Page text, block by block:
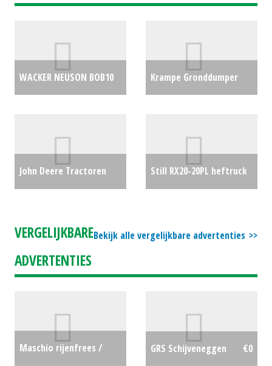
WACKER NEUSON BOB10
Krampe Gronddumper
John Deere Tractoren
Still RX20-20PL heftruck
Bekijk alle vergelijkbare advertenties
VERGELIJKBARE
ADVERTENTIES
Maschio rijenfrees /
GRS Schijveneggen €0